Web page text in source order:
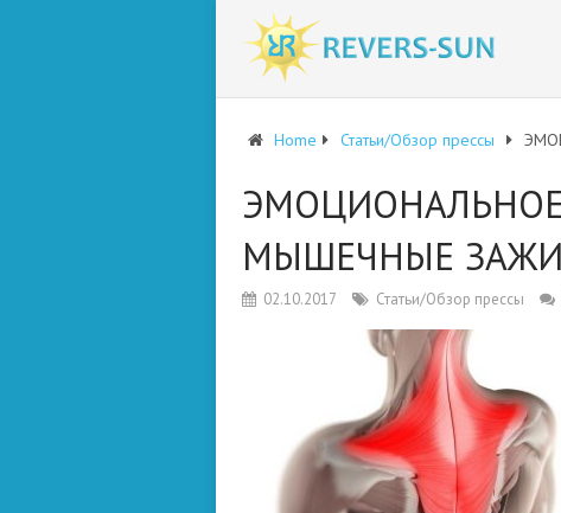
Home Статьи/Обзор прессы
МЫШЕЧНЫЕ
02.10.2017 Статьи/Обзор прессы